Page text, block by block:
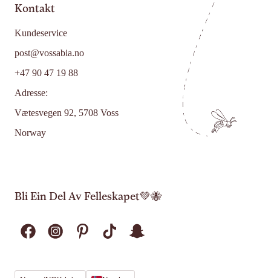
Kontakt
Kundeservice
post@vossabia.no
+47 90 47 19 88
Adresse:
Vætesvegen 92, 5708 Voss
Norway
Bli Ein Del Av Felleskapet💚🐝